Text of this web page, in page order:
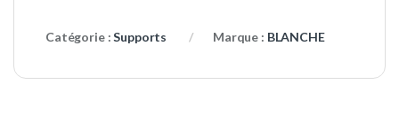
Catégorie :Supports Marque : BLANCHE